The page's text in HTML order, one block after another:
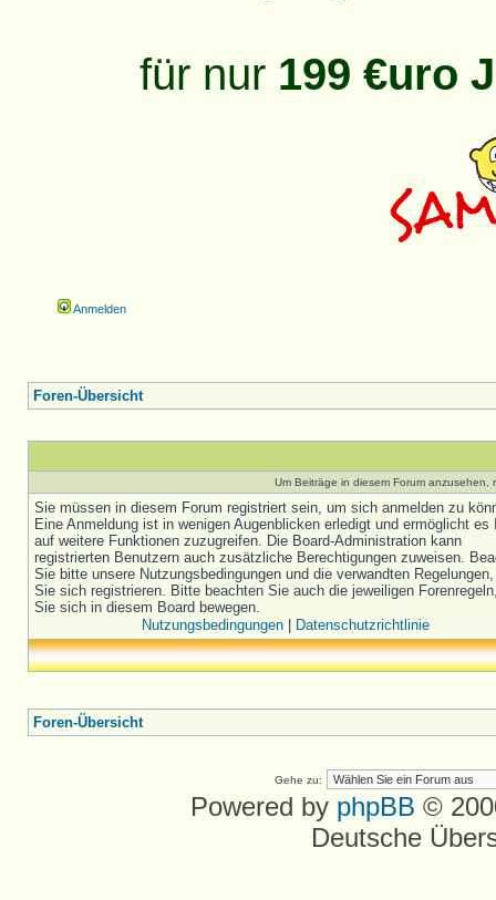
für nur 199 €uro
Anmelden
Foren-Übersicht
Um Beiträge in diesem Forum
Sie müssen in diesem Forum registriert sein, um sich anmelden zu
Eine Anmeldung ist in wenigen Augenblicken erledigt und ermöglicht es
auf weitere Funktionen zuzugreifen. Die Board-Administration kann
registrierten Benutzern auch zusätzliche Berechtigungen zuweisen.
Sie bitte unsere Nutzungsbedingungen und die verwandten
Sie sich registrieren. Bitte beachten Sie auch die jeweiligen
Sie sich in diesem Board bewegen.
Nutzungsbedingungen| Datenschutzrichtlinie
Foren-Übersicht
Gehe zu:
Powered by phpBB ©
Deutsche